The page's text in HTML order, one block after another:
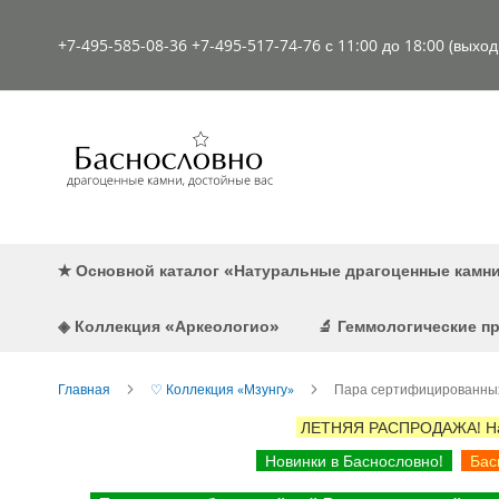
содержимому
+7-495-585-08-36 +7-495-517-74-76 с 11:00 до 18:00
✭ Основной каталог «Натуральные драгоценные
◈ Коллекция «Аркеологио» 🔬 Геммологические
Главная ♡ Коллекция «Мзунгу» Пара
ЛЕТНЯЯ РАСПРОДАЖА!
Новинки в Баснословно!